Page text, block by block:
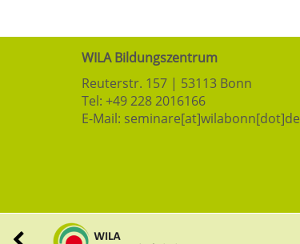
WILA Bildungszentrum
Reuterstr. 157 | 53113 Bonn
Tel: +49 228 2016166
E-Mail: seminare[at]wilabonn[dot]de